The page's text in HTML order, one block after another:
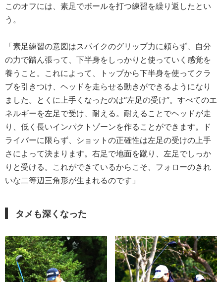
このオフには、素足でボールを打つ練習を繰り返したとい
う。
「素足練習の意図はスパイクのグリップ力に頼らず、自分
の力で踏ん張って、下半身をしっかりと使っていく感覚を
養うこと。これによって、トップから下半身を使ってクラ
ブを引きつけ、ヘッドを走らせる動きができるようになり
ました。とくに上手くなったのは“左足の受け”。すべてのエ
ネルギーを左足で受け、耐える。耐えることでヘッドが走
り、低く長いインパクトゾーンを作ることができます。ド
ライバーに限らず、ショットの正確性は左足の受けの上手
さによって決まります。右足で地面を蹴り、左足でしっか
りと受ける。これができているからこそ、フォローのきれ
いな二等辺三角形が生まれるのです」
タメも深くなった